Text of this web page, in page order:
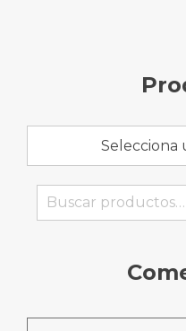
Selecciona
Buscar